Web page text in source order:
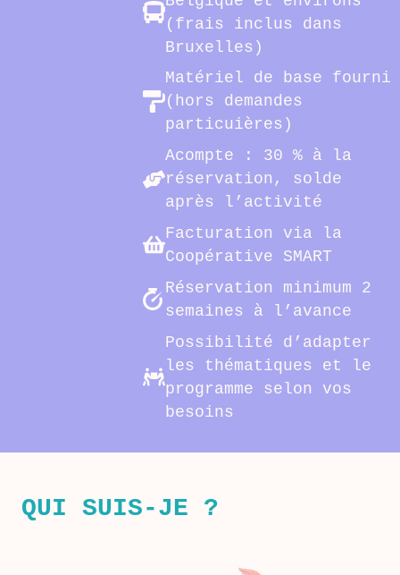
(frais inclus dans
Bruxelles)
Matériel de base fourni
(hors demandes
particuières)
Acompte : 30 % à la
réservation, solde
après l’activité
Facturation via la
Coopérative SMART
Réservation minimum 2
semaines à l’avance
Possibilité d’adapter
les thématiques et le
programme selon vos
besoins
QUI SUIS-JE ?